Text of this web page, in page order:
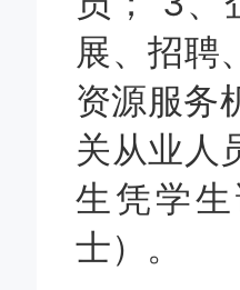
展、招聘
资源服务
关从业人
生凭学
士）。